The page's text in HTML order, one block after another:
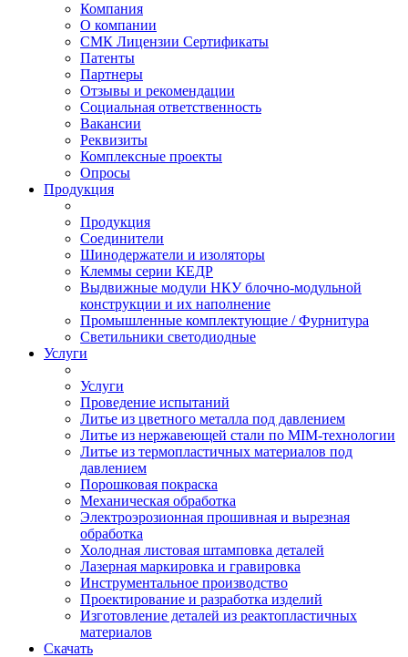
Компания
О компании
СМК Лицензии Сертификаты
Патенты
Партнеры
Отзывы и рекомендации
Социальная ответственность
Вакансии
Реквизиты
Комплексные проекты
Опросы
Продукция
Продукция
Соединители
Шинодержатели и изоляторы
Клеммы серии КЕДР
Выдвижные модули НКУ блочно-модульной
конструкции и их наполнение
Промышленные комплектующие / Фурнитура
Светильники светодиодные
Услуги
Услуги
Проведение испытаний
Литье из цветного металла под давлением
Литье из нержавеющей стали по MIM-технологии
Литье из термопластичных материалов под
давлением
Порошковая покраска
Механическая обработка
Электроэрозионная прошивная и вырезная
обработка
Холодная листовая штамповка деталей
Лазерная маркировка и гравировка
Инструментальное производство
Проектирование и разработка изделий
Изготовление деталей из реактопластичных
материалов
Скачать